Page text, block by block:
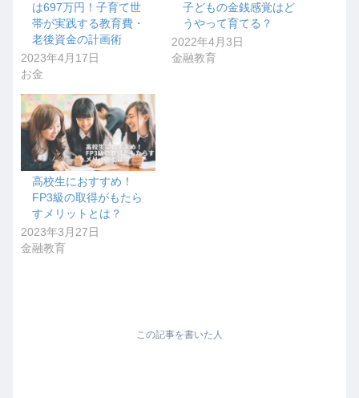
は697万円！子育て世
帯が実践する教育費・
老後資金の計画術
2023年4月17日
お金
子どもの金銭感覚はど
うやって育てる？
2022年4月3日
金融教育
高校生におすすめ！
FP3級の取得がもたら
すメリットとは？
2023年3月27日
金融教育
この記事を書いた人